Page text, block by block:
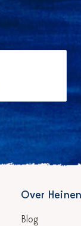
Over
Blog